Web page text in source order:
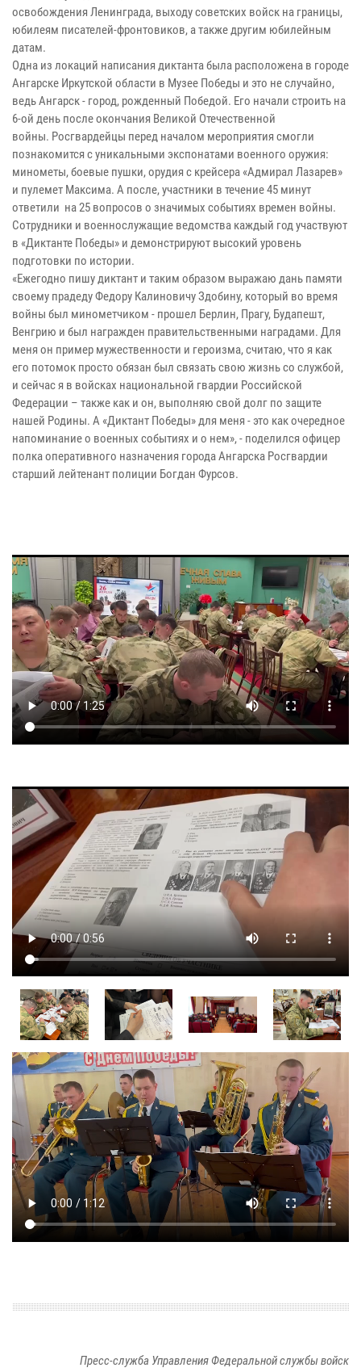
освобождения Ленинграда, выходу советских войск на границы,
юбилеям писателей-фронтовиков, а также другим юбилейным
датам.
Одна из локаций написания диктанта была расположена в городе
Ангарске Иркутской области в Музее Победы и это не случайно,
ведь Ангарск - город, рожденный Победой. Его начали строить на
6-ой день после окончания Великой Отечественной
войны. Росгвардейцы перед началом мероприятия смогли
познакомится с уникальными экспонатами военного оружия:
минометы, боевые пушки, орудия с крейсера «Адмирал Лазарев»
и пулемет Максима. А после, участники в течение 45 минут
ответили на 25 вопросов о значимых событиях времен войны.
Сотрудники и военнослужащие ведомства каждый год участвуют
в «Диктанте Победы» и демонстрируют высокий уровень
подготовки по истории.
«Ежегодно пишу диктант и таким образом выражаю дань памяти
своему прадеду Федору Калиновичу Здобину, который во время
войны был минометчиком - прошел Берлин, Прагу, Будапешт,
Венгрию и был награжден правительственными наградами. Для
меня он пример мужественности и героизма, считаю, что я как
его потомок просто обязан был связать свою жизнь со службой,
и сейчас я в войсках национальной гвардии Российской
Федерации – также как и он, выполняю свой долг по защите
нашей Родины. А «Диктант Победы» для меня - это как очередное
напоминание о военных событиях и о нем», - поделился офицер
полка оперативного назначения города Ангарска Росгвардии
старший лейтенант полиции Богдан Фурсов.
Пресс-служба Управления Федеральной службы войск